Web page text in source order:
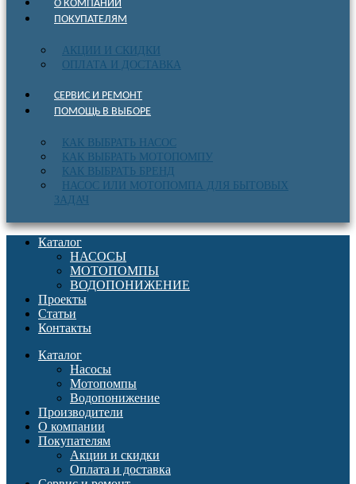
О КОМПАНИИ
ПОКУПАТЕЛЯМ
АКЦИИ И СКИДКИ
ОПЛАТА И ДОСТАВКА
СЕРВИС И РЕМОНТ
ПОМОЩЬ В ВЫБОРЕ
КАК ВЫБРАТЬ НАСОС
КАК ВЫБРАТЬ МОТОПОМПУ
КАК ВЫБРАТЬ БРЕНД
НАСОС ИЛИ МОТОПОМПА ДЛЯ БЫТОВЫХ
ЗАДАЧ
Каталог
НАСОСЫ
МОТОПОМПЫ
ВОДОПОНИЖЕНИЕ
Проекты
Статьи
Контакты
Каталог
Насосы
Мотопомпы
Водопонижение
Производители
О компании
Покупателям
Акции и скидки
Оплата и доставка